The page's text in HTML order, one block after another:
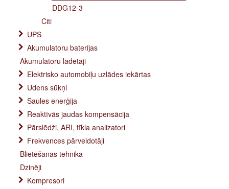
DDG12-3
Citi
UPS
Akumulatoru baterijas
Akumulatoru lādētāji
Elektrisko automobiļu uzlādes iekārtas
Ūdens sūkņi
Saules enerģija
Reaktīvās jaudas kompensācija
Pārslēdži, ARI, tīkla analizatori
Frekvences pārveidotāji
Blietēšanas tehnika
Dzinēji
Kompresori